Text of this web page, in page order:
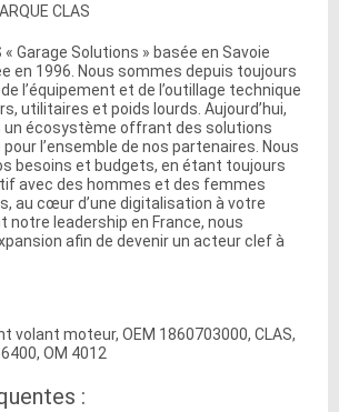
CLAS
« Garage Solutions » basée en Savoie
en 1996. Nous sommes depuis toujours
l’équipement et de l’outillage technique
utilitaires et poids lourds. Aujourd’hui,
un écosystème offrant des solutions
l’ensemble de nos partenaires. Nous
besoins et budgets, en étant toujours
avec des hommes et des femmes
au cœur d’une digitalisation à votre
notre leadership en France, nous
afin de devenir un acteur clef à
volant moteur, OEM 1860703000, CLAS,
OM 4012
: